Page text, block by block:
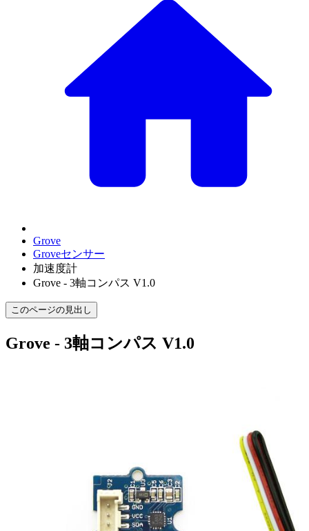
Grove
Groveセンサー
加速度計
Grove - 3軸コンパス V1.0
このページの見出し
Grove - 3軸コンパス V1.0